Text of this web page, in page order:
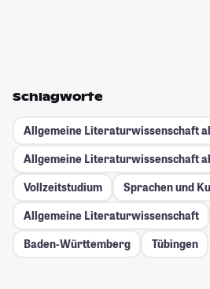
Schlagworte
Allgemeine Literaturwissenschaft
Allgemeine Literaturwissenschaft
Vollzeitstudium
Sprachen und
Allgemeine Literaturwissenschaft
Baden-Württemberg
Tübingen